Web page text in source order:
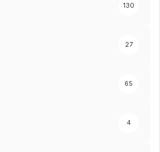
130
27
65
4